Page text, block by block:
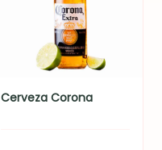
Cerveza Corona